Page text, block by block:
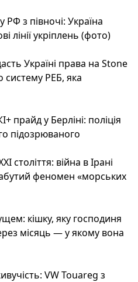
РФ з півночі: Україна
лінії укріплень (фото)
Україні права на Stone
РЕБ, яка
прайд у Берліні: поліція
підозрюваного
століття: війна в Ірані
феномен «морських
кішку, яку господиня
місяць — у якому вона
VW Touareg з